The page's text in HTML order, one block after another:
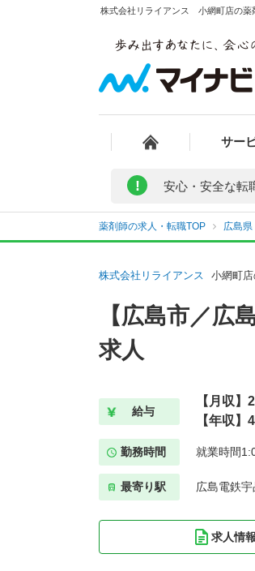
株式会社リライアンス 小網町店の薬
サー
! 安心・安全な転
薬剤師の求人・転職TOP 広島県
株式会社リライアンス 小網町
【広島市／
求人
給与
【月収】
【年収】
勤務時間 就業時間
最寄り駅 広島電鉄
求人情報